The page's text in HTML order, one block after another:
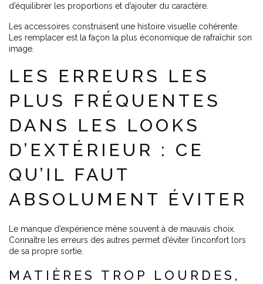
d’équilibrer les proportions et d’ajouter du caractère.
Les accessoires construisent une histoire visuelle cohérente.
Les remplacer est la façon la plus économique de rafraîchir son
image.
LES ERREURS LES
PLUS FRÉQUENTES
DANS LES LOOKS
D’EXTÉRIEUR : CE
QU’IL FAUT
ABSOLUMENT ÉVITER
Le manque d’expérience mène souvent à de mauvais choix.
Connaître les erreurs des autres permet d’éviter l’inconfort lors
de sa propre sortie.
MATIÈRES TROP LOURDES,